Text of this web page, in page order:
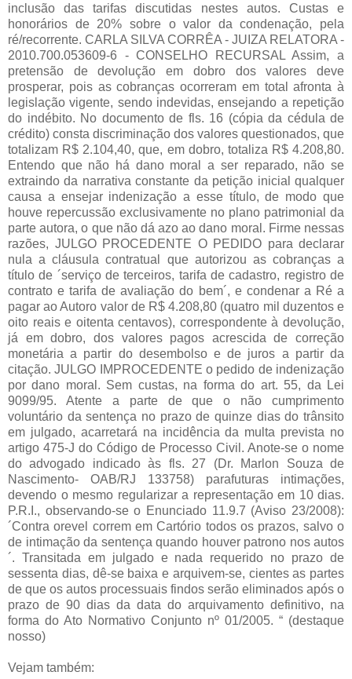
inclusão das tarifas discutidas nestes autos. Custas e
honorários de 20% sobre o valor da condenação, pela
ré/recorrente. CARLA SILVA CORRÊA - JUIZA RELATORA -
2010.700.053609-6 - CONSELHO RECURSAL Assim, a
pretensão de devolução em dobro dos valores deve
prosperar, pois as cobranças ocorreram em total afronta à
legislação vigente, sendo indevidas, ensejando a repetição
do indébito. No documento de fls. 16 (cópia da cédula de
crédito) consta discriminação dos valores questionados, que
totalizam R$ 2.104,40, que, em dobro, totaliza R$ 4.208,80.
Entendo que não há dano moral a ser reparado, não se
extraindo da narrativa constante da petição inicial qualquer
causa a ensejar indenização a esse título, de modo que
houve repercussão exclusivamente no plano patrimonial da
parte autora, o que não dá azo ao dano moral. Firme nessas
razões, JULGO PROCEDENTE O PEDIDO para declarar
nula a cláusula contratual que autorizou as cobranças a
título de ´serviço de terceiros, tarifa de cadastro, registro de
contrato e tarifa de avaliação do bem´, e condenar a Ré a
pagar ao Autoro valor de R$ 4.208,80 (quatro mil duzentos e
oito reais e oitenta centavos), correspondente à devolução,
já em dobro, dos valores pagos acrescida de correção
monetária a partir do desembolso e de juros a partir da
citação. JULGO IMPROCEDENTE o pedido de indenização
por dano moral. Sem custas, na forma do art. 55, da Lei
9099/95. Atente a parte de que o não cumprimento
voluntário da sentença no prazo de quinze dias do trânsito
em julgado, acarretará na incidência da multa prevista no
artigo 475-J do Código de Processo Civil. Anote-se o nome
do advogado indicado às fls. 27 (Dr. Marlon Souza de
Nascimento- OAB/RJ 133758) parafuturas intimações,
devendo o mesmo regularizar a representação em 10 dias.
P.R.I., observando-se o Enunciado 11.9.7 (Aviso 23/2008):
´Contra orevel correm em Cartório todos os prazos, salvo o
de intimação da sentença quando houver patrono nos autos
´. Transitada em julgado e nada requerido no prazo de
sessenta dias, dê-se baixa e arquivem-se, cientes as partes
de que os autos processuais findos serão eliminados após o
prazo de 90 dias da data do arquivamento definitivo, na
forma do Ato Normativo Conjunto nº 01/2005. “ (destaque
nosso)
Vejam também: